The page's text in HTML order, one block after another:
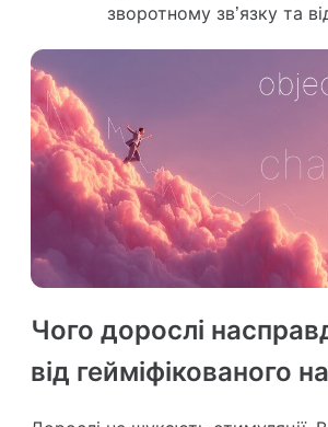
зворотному зв’язку та
Чого дорослі
від гейміфікованого